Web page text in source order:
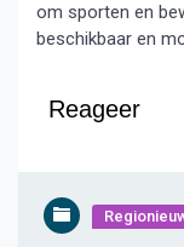
om sporten en
beschikbaar en
Reageer